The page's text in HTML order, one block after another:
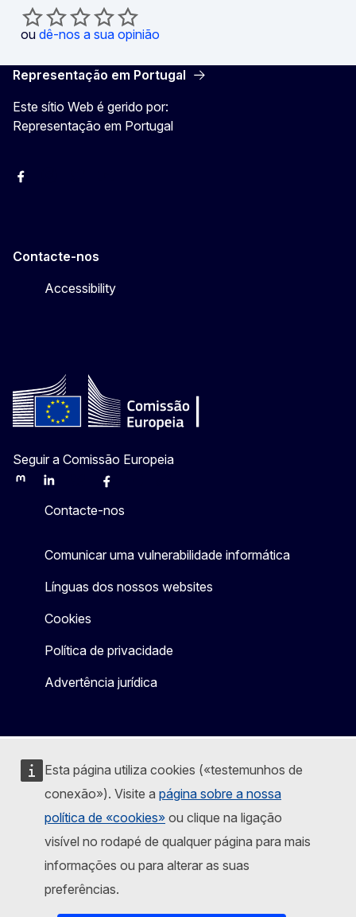
Esta página utiliza cookies («testemunhos de
conexão»). Visite a página sobre a nossa
política de «cookies» ou clique na ligação
visível no rodapé de qualquer página para mais
informações ou para alterar as suas
preferências.
ou dê-nos a sua opinião
Representação em Portugal
Este sítio Web é gerido por:
Representação em Portugal
Facebook
Contacte-nos
Accessibility
Seguir a Comissão Europeia
MastodonLinkedInBlueskyFacebook
Contacte-nos
Comunicar uma vulnerabilidade informática
Línguas dos nossos websites
Cookies
Política de privacidade
Advertência jurídica